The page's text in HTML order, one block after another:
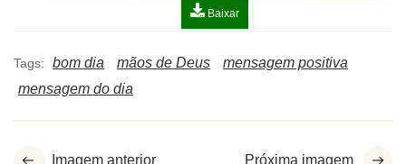
Baixar
Tags: bom dia mãos de Deus
mensagem positiva
mensagem do dia
Imagem anterior Próxima imagem